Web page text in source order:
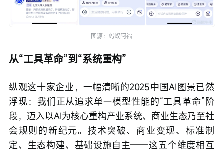
图源：蚂蚁阿福
从“工具革命”到“系统重构”
纵观这十家企业，一幅清晰的2025中国AI图景已然
浮现：我们正从追求单一模型性能的“工具革命”阶
段，迈入以AI为核心重构产业系统、商业生态乃至社
会规则的新纪元。技术突破、商业变现、标准制
定、生态构建、基础设施自主——这五个维度相互